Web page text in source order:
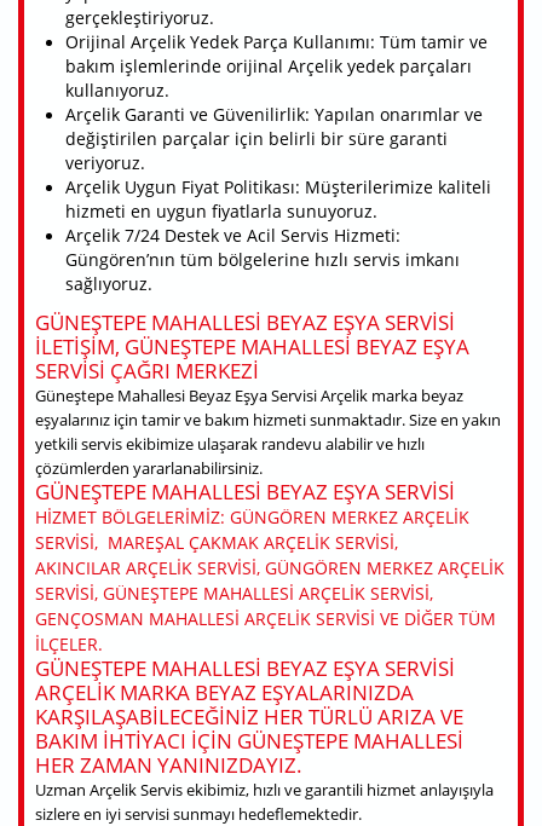
gerçekleştiriyoruz.
Orijinal Arçelik Yedek Parça Kullanımı: Tüm tamir ve
bakım işlemlerinde orijinal Arçelik yedek parçaları
kullanıyoruz.
Arçelik Garanti ve Güvenilirlik: Yapılan onarımlar ve
değiştirilen parçalar için belirli bir süre garanti
veriyoruz.
Arçelik Uygun Fiyat Politikası: Müşterilerimize kaliteli
hizmeti en uygun fiyatlarla sunuyoruz.
Arçelik 7/24 Destek ve Acil Servis Hizmeti:
Güngören’nın tüm bölgelerine hızlı servis imkanı
sağlıyoruz.
GÜNEŞTEPE MAHALLESI BEYAZ EŞYA SERVISI
ILETIŞIM, GÜNEŞTEPE MAHALLESI BEYAZ EŞYA
SERVISI ÇAĞRI MERKEZI
Güneştepe Mahallesi Beyaz Eşya Servisi Arçelik marka beyaz
eşyalarınız için tamir ve bakım hizmeti sunmaktadır. Size en yakın
yetkili servis ekibimize ulaşarak randevu alabilir ve hızlı
çözümlerden yararlanabilirsiniz.
GÜNEŞTEPE MAHALLESI BEYAZ EŞYA SERVISI
HIZMET BÖLGELERIMIZ: GÜNGÖREN MERKEZ ARÇELIK
SERVISI, MAREŞAL ÇAKMAK ARÇELIK SERVISI,
AKINCILAR ARÇELIK SERVISI, GÜNGÖREN MERKEZ ARÇELIK
SERVISI, GÜNEŞTEPE MAHALLESI ARÇELIK SERVISI,
GENÇOSMAN MAHALLESI ARÇELIK SERVISI VE DIĞER TÜM
ILÇELER.
GÜNEŞTEPE MAHALLESI BEYAZ EŞYA SERVISI
ARÇELIK MARKA BEYAZ EŞYALARINIZDA
KARŞILAŞABILECEĞINIZ HER TÜRLÜ ARIZA VE
BAKIM IHTIYACI IÇIN GÜNEŞTEPE MAHALLESI
HER ZAMAN YANINIZDAYIZ.
Uzman Arçelik Servis ekibimiz, hızlı ve garantili hizmet anlayışıyla
sizlere en iyi servisi sunmayı hedeflemektedir.